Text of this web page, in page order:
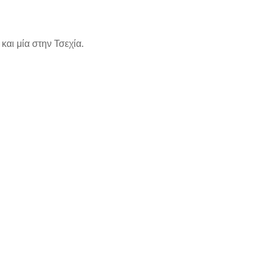
μία στην Τσεχία.